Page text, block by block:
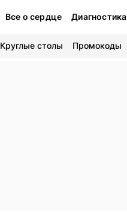
Все о сердце Диагностика
Круглые столы Промокоды